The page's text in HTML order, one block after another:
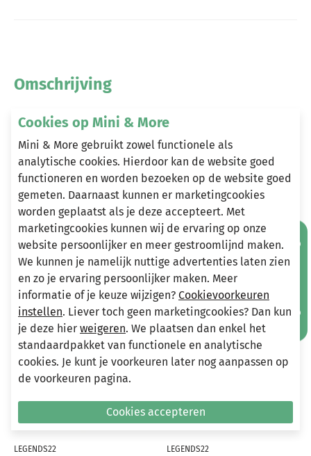
Omschrijving
Heeft u vragen?
Stuur een e-mail
info@miniandmore.nl
Andere bekeken ook
Wellicht ook iets voor jou?
-70%
LEGENDS22
-75%
LEGENDS22
Mis geen aanbiedingen!
Cookies op Mini & More
Mini & More gebruikt zowel functionele als
analytische cookies. Hierdoor kan de website goed
functioneren en worden bezoeken op de website goed
gemeten. Daarnaast kunnen er marketingcookies
worden geplaatst als je deze accepteert. Met
marketingcookies kunnen wij de ervaring op onze
website persoonlijker en meer gestroomlijnd maken.
We kunnen je namelijk nuttige advertenties laten zien
en zo je ervaring persoonlijker maken. Meer
informatie of je keuze wijzigen? Cookievoorkeuren
instellen. Liever toch geen marketingcookies? Dan kun
je deze hier weigeren. We plaatsen dan enkel het
standaardpakket van functionele en analytische
cookies. Je kunt je voorkeuren later nog aanpassen op
de voorkeuren pagina.
Cookies accepteren